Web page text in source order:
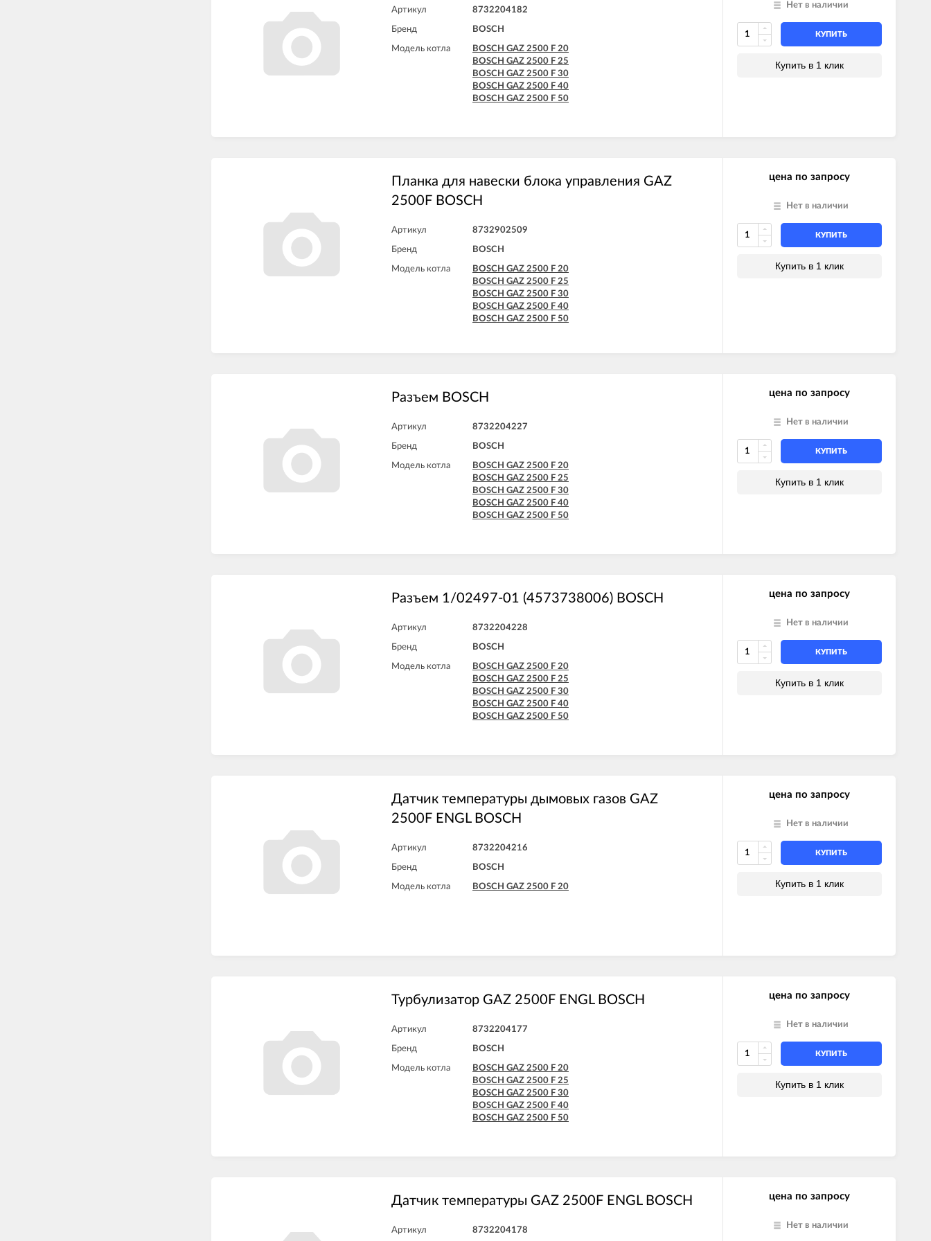
Артикул 8732204182
Бренд BOSCH
Модель котла
BOSCH GAZ 2500 F 20
BOSCH GAZ 2500 F 25
BOSCH GAZ 2500 F 30
BOSCH GAZ 2500 F 40
BOSCH GAZ 2500 F 50
Нет в наличии
КУПИТЬ
Купить в 1 клик
Планка для навески блока управления GAZ
2500F BOSCH
Артикул 8732902509
Бренд BOSCH
Модель котла
BOSCH GAZ 2500 F 20
BOSCH GAZ 2500 F 25
BOSCH GAZ 2500 F 30
BOSCH GAZ 2500 F 40
BOSCH GAZ 2500 F 50
цена по запросу
Нет в наличии
КУПИТЬ
Купить в 1 клик
Разъем BOSCH
Артикул 8732204227
Бренд BOSCH
Модель котла
BOSCH GAZ 2500 F 20
BOSCH GAZ 2500 F 25
BOSCH GAZ 2500 F 30
BOSCH GAZ 2500 F 40
BOSCH GAZ 2500 F 50
цена по запросу
Нет в наличии
КУПИТЬ
Купить в 1 клик
Разъем 1/02497-01 (4573738006) BOSCH
Артикул 8732204228
Бренд BOSCH
Модель котла
BOSCH GAZ 2500 F 20
BOSCH GAZ 2500 F 25
BOSCH GAZ 2500 F 30
BOSCH GAZ 2500 F 40
BOSCH GAZ 2500 F 50
цена по запросу
Нет в наличии
КУПИТЬ
Купить в 1 клик
Датчик температуры дымовых газов GAZ
2500F ENGL BOSCH
Артикул 8732204216
Бренд BOSCH
Модель котла BOSCH GAZ 2500 F 20
цена по запросу
Нет в наличии
КУПИТЬ
Купить в 1 клик
Турбулизатор GAZ 2500F ENGL BOSCH
Артикул 8732204177
Бренд BOSCH
Модель котла
BOSCH GAZ 2500 F 20
BOSCH GAZ 2500 F 25
BOSCH GAZ 2500 F 30
BOSCH GAZ 2500 F 40
BOSCH GAZ 2500 F 50
цена по запросу
Нет в наличии
КУПИТЬ
Купить в 1 клик
Датчик температуры GAZ 2500F ENGL BOSCH
Артикул 8732204178
цена по запросу
Нет в наличии